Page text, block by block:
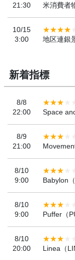
21:30
米消費者
10/15
3:00
地区連銀
新着指標
8/8
22:00
Space
8/9
21:00
8/10
9:00
Babylon
8/10
9:00
Puffer（
8/10
20:00
Linea（